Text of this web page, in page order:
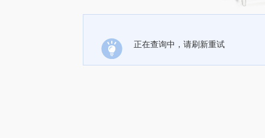
正在查询中，请刷新重试